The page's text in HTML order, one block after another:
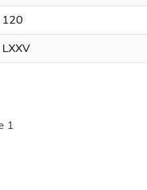
120
LXXV
1